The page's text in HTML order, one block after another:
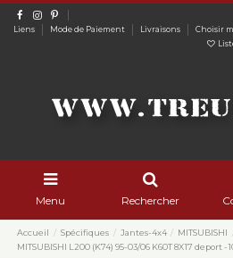
Liens Mode de Paiement Livraisons Choisir
Menu Rechercher
Accueil Spécifiques Jantes-4x4 MITSUBISHI
MITSUBISHI L200 (K74) 95-03/06 K60T 8X17 deport -